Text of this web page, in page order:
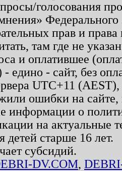
голосования
прав и
там где не
и оплатившее
едино - сайт, без
UTC+11
ошибки на
информации о
на актуальные
старше 16 лет.
субсидий.
DV.COM,